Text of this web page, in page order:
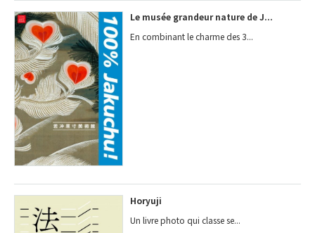
Le musée grandeur nature de J...
En combinant le charme des 3...
Horyuji
Un livre photo qui classe se...